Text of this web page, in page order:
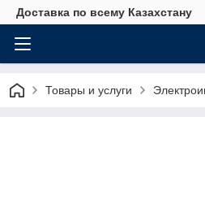
Доставка по всему Казахстану
Товары и услуги